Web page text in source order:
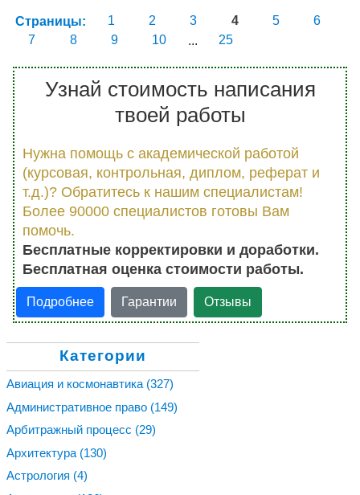
Страницы: 1 2 3 4 5
6
7
8 9 10 ... 25
Узнай стоимость написания
твоей работы
Нужна помощь с академической работой
(курсовая, контрольная, диплом, реферат и
т.д.)? Обратитесь к нашим специалистам!
Более 90000 специалистов готовы Вам
помочь.
Бесплатные корректировки и доработки.
Бесплатная оценка стоимости работы.
Подробнее Гарантии Отзывы
Категории
Авиация и космонавтика (327)
Административное право (149)
Арбитражный процесс (29)
Архитектура (130)
Астрология (4)